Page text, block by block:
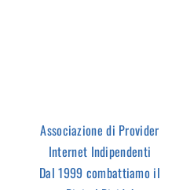
Associazione di Provider
Internet Indipendenti
Dal 1999 combattiamo il